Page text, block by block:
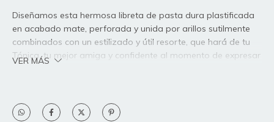
Diseñamos esta hermosa libreta de pasta dura plastificada
en acabado mate, perforada y unida por arillos sutilmente
combinados con un estilizado y útil resorte, que hará de tu
Tónica, tu mejor amiga y confidente al momento de expresar
Especificaciones:
VER MÁS